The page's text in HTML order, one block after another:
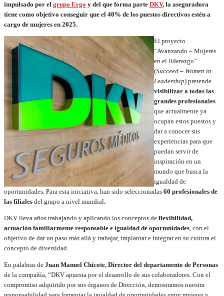
impulsado por el grupo Ergo y del que forma parte DKV, la aseguradora
tiene como objetivo conseguir que el 40% de los puestos directivos estén a
cargo de mujeres en 2025.
El proyecto
“Avanzando – Mujeres
en el liderazgo”
(Succeed – Women in
Leadership) pretende
visibilizar a todas las
grandes profesionales
que actualmente ya
ocupan estos puestos y
dar a conocer sus
experiencias para que
puedan servir de
inspiración en un
mundo que busca la
igualdad de
oportunidades. Para esta iniciativa, han sido seleccionadas 60 profesionales de
las filiales del grupo a nivel mundial.
DKV lleva años trabajando y aplicando los conceptos de flexibilidad,
actuación familiarmente responsable e igualdad de oportunidades, con el
objetivo de dar un paso más allá y trabajar, implantar e integrar en su cultura el
concepto de diversidad.
En palabras de Juan Manuel Chicote, Director del departamento de Personas
de la compañía, “DKV apuesta por el desarrollo de sus colaboradores. Con el
compromiso adquirido por sus órganos de Dirección, demostramos nuestra